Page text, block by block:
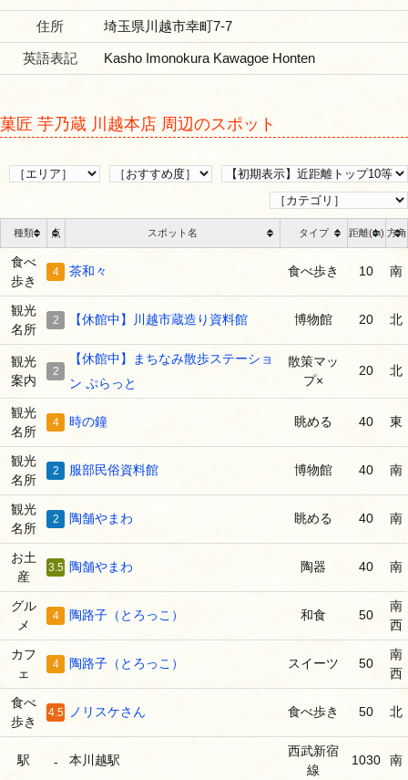
住所 埼玉県川越市幸町7-7
英語表記 Kasho Imonokura Kawagoe Honten
菓匠 芋乃蔵 川越本店 周辺のスポット
種類 点 スポット名 タイプ 距離(m) 方角
食べ
歩き
4 茶和々 食べ歩き 10 南
観光
名所
2 【休館中】川越市蔵造り資料館 博物館 20 北
観光
案内
2
【休館中】まちなみ散歩ステーショ
ン ぷらっと
散策マッ
プ×
20 北
観光
名所
4 時の鐘 眺める 40 東
観光
名所
2 服部民俗資料館 博物館 40 南
観光
名所
2 陶舗やまわ 眺める 40 南
お土
産
3.5 陶舗やまわ 陶器 40 南
グル
メ
4 陶路子（とろっこ） 和食 50
南
西
カフ
ェ
4 陶路子（とろっこ） スイーツ 50
南
西
食べ
歩き
4.5 ノリスケさん 食べ歩き 50 北
駅 - 本川越駅
西武新宿
線
1030 南